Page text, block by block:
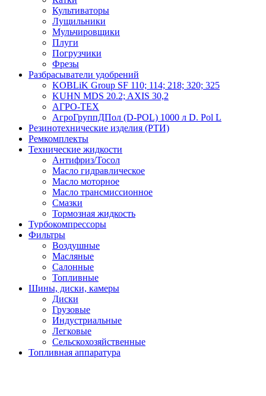
Культиваторы
Лущильники
Мульчировщики
Плуги
Погрузчики
Фрезы
Разбрасыватели удобрений
KOBLiK Group SF 110; 114; 218; 320; 325
KUHN MDS 20.2; AXIS 30,2
АГРО-ТЕХ
АгроГруппДПол (D-POL) 1000 л D. Pol L
Резинотехнические изделия (РТИ)
Ремкомплекты
Технические жидкости
Антифриз/Тосол
Масло гидравлическое
Масло моторное
Масло трансмиссионное
Смазки
Тормозная жидкость
Турбокомпрессоры
Фильтры
Воздушные
Масляные
Салонные
Топливные
Шины, диски, камеры
Диски
Грузовые
Индустриальные
Легковые
Сельскохозяйственные
Топливная аппаратура